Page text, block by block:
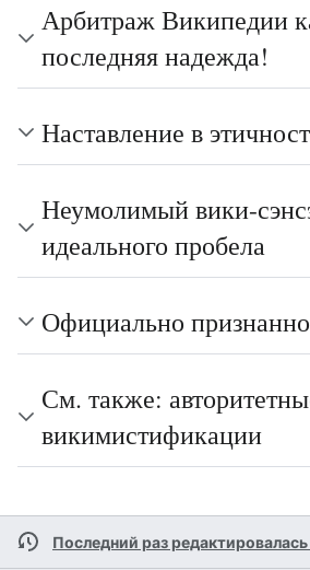
Арбитраж Википедии
последняя надежда!
Наставление в
Неумолимый вики-
идеального пробела
Официально
См. также:
викимистификации